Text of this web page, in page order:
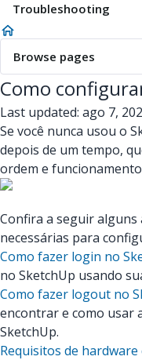
Troubleshooting
Browse pages
Como
Last updated: ago 7,
Se você nunca usou o
depois de um tempo,
ordem e
Confira a seguir
necessárias para
Como fazer login no
no SketchUp usando
Como fazer logout no
encontrar e como usar
SketchUp.
Requisitos de